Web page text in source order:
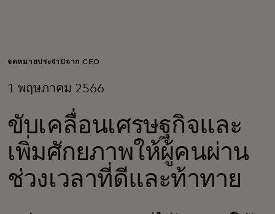
สำหรับธุรกิจ
สำหรับผู้สร้างนวัตกรรม
ข่าวสารและแนวโน้ม
จดหมายประจำปีจาก CEO
1 พฤษภาคม 2566
ขับเคลื่อนเศรษฐกิจและ
เพิ่มศักยภาพให้ผู้คนผ่าน
ช่วงเวลาที่ดีและท้าทาย